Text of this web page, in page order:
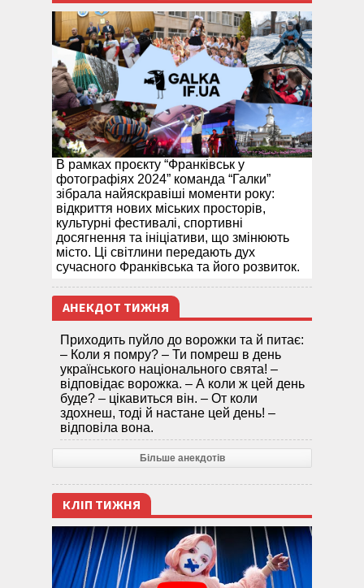
В рамках проєкту “Франківськ у
фотографіях 2024” команда “Галки”
зібрала найяскравіші моменти року:
відкриття нових міських просторів,
культурні фестивалі, спортивні
досягнення та ініціативи, що змінюють
місто. Ці світлини передають дух
сучасного Франківська та його розвиток.
АНЕКДОТ ТИЖНЯ
Приходить пуйло до ворожки та й питає:
– Коли я помру? – Ти помреш в день
українського національного свята! –
відповідає ворожка. – А коли ж цей день
буде? – цікавиться він. – От коли
здохнеш, тоді й настане цей день! –
відповіла вона.
Більше анекдотів
КЛІП ТИЖНЯ